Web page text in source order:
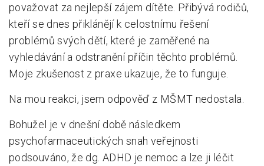
považovat za nejlepší zájem dítěte. Přibývá rodičů,
kteří se dnes přiklánějí k celostnímu řešení
problémů svých dětí, které je zaměřené na
vyhledávání a odstranění příčin těchto problémů.
Moje zkušenost z praxe ukazuje, že to funguje.
Na mou reakci, jsem odpověď z MŠMT nedostala.
Bohužel je v dnešní době následkem
psychofarmaceutických snah veřejnosti
podsouváno, že dg. ADHD je nemoc a lze ji léčit